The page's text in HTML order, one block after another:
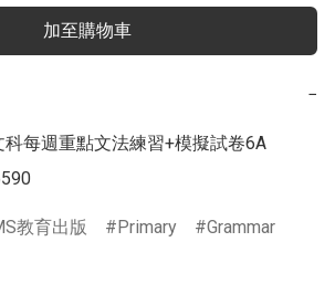
加至購物車
−
每週重點文法練習+模擬試卷6A
教育出版 Primary
Grammar